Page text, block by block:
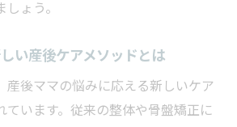
ょう。
い産後ケアメソッドとは
産後ママの悩みに応える新しいケア
ています。従来の整体や骨盤矯正に